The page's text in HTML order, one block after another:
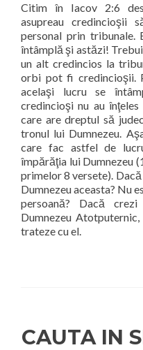
Citim în Iacov 2:6
asupreau credincioşii
personal prin tribunale.
întâmplă şi astăzi!
un alt credincios la
orbi pot fi credincioşii.
acelaşi lucru se
credincioşi nu au
care are dreptul să
tronul lui Dumnezeu.
care fac astfel de
împărăţia lui Dumnezeu
primelor 8 versete).
Dumnezeu aceasta? Nu
persoană? Dacă
Dumnezeu
trateze cu el.
CAUTA IN